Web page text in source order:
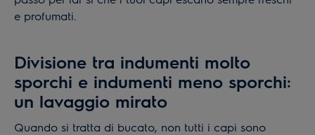
e profumati.
Divisione tra indumenti molto
sporchi e indumenti meno sporchi:
un lavaggio mirato
Quando si tratta di bucato, non tutti i capi sono